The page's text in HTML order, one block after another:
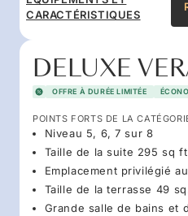
CARACTÉRISTIQUES
DELUXE
OFFRE À DURÉE LIMITÉE
POINTS FORTS DE LA
Niveau 5, 6, 7 sur 8
Taille de la suite 295 sq ft
Emplacement privilégié
Taille de la terrasse 49
Grande salle de bains et